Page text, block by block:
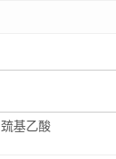
巯基乙酸